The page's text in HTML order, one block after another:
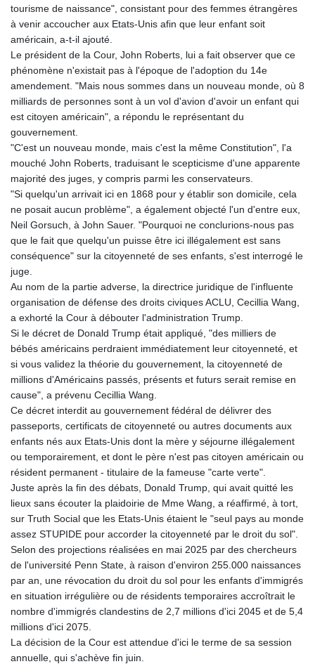
tourisme de naissance", consistant pour des femmes étrangères
à venir accoucher aux Etats-Unis afin que leur enfant soit
américain, a-t-il ajouté.
Le président de la Cour, John Roberts, lui a fait observer que ce
phénomène n'existait pas à l'époque de l'adoption du 14e
amendement. "Mais nous sommes dans un nouveau monde, où 8
milliards de personnes sont à un vol d'avion d'avoir un enfant qui
est citoyen américain", a répondu le représentant du
gouvernement.
"C'est un nouveau monde, mais c'est la même Constitution", l'a
mouché John Roberts, traduisant le scepticisme d'une apparente
majorité des juges, y compris parmi les conservateurs.
"Si quelqu'un arrivait ici en 1868 pour y établir son domicile, cela
ne posait aucun problème", a également objecté l'un d'entre eux,
Neil Gorsuch, à John Sauer. "Pourquoi ne conclurions-nous pas
que le fait que quelqu'un puisse être ici illégalement est sans
conséquence" sur la citoyenneté de ses enfants, s'est interrogé le
juge.
Au nom de la partie adverse, la directrice juridique de l'influente
organisation de défense des droits civiques ACLU, Cecillia Wang,
a exhorté la Cour à débouter l'administration Trump.
Si le décret de Donald Trump était appliqué, "des milliers de
bébés américains perdraient immédiatement leur citoyenneté, et
si vous validez la théorie du gouvernement, la citoyenneté de
millions d'Américains passés, présents et futurs serait remise en
cause", a prévenu Cecillia Wang.
Ce décret interdit au gouvernement fédéral de délivrer des
passeports, certificats de citoyenneté ou autres documents aux
enfants nés aux Etats-Unis dont la mère y séjourne illégalement
ou temporairement, et dont le père n'est pas citoyen américain ou
résident permanent - titulaire de la fameuse "carte verte".
Juste après la fin des débats, Donald Trump, qui avait quitté les
lieux sans écouter la plaidoirie de Mme Wang, a réaffirmé, à tort,
sur Truth Social que les Etats-Unis étaient le "seul pays au monde
assez STUPIDE pour accorder la citoyenneté par le droit du sol".
Selon des projections réalisées en mai 2025 par des chercheurs
de l'université Penn State, à raison d'environ 255.000 naissances
par an, une révocation du droit du sol pour les enfants d'immigrés
en situation irrégulière ou de résidents temporaires accroîtrait le
nombre d'immigrés clandestins de 2,7 millions d'ici 2045 et de 5,4
millions d'ici 2075.
La décision de la Cour est attendue d'ici le terme de sa session
annuelle, qui s'achève fin juin.